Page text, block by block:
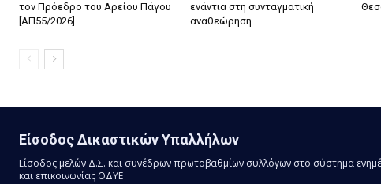
τον Πρόεδρο του Αρείου Πάγου
[ΑΠ55/2026]
ενάντια στη συνταγματική
αναθεώρηση
Είσοδος Δικαστικών Υπαλλήλων
Είσοδος μελών Δ.Σ. και συνέδρων πρωτοβαθμίων συλλόγων στο σύστημα
και επικοινωνίας ΟΔΥΕ